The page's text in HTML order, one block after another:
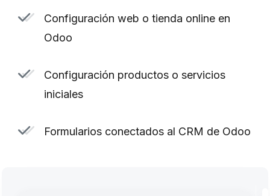
Configuración web o tienda online en
Odoo
Configuración productos o servicios
iniciales
Formularios conectados al CRM de Odoo